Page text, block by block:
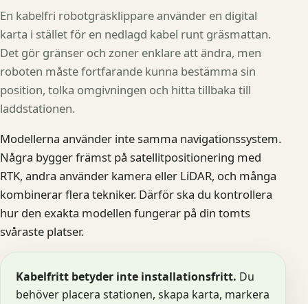
En kabelfri robotgräsklippare använder en digital
karta i stället för en nedlagd kabel runt gräsmattan.
Det gör gränser och zoner enklare att ändra, men
roboten måste fortfarande kunna bestämma sin
position, tolka omgivningen och hitta tillbaka till
laddstationen.
Modellerna använder inte samma navigationssystem.
Några bygger främst på satellitpositionering med
RTK, andra använder kamera eller LiDAR, och många
kombinerar flera tekniker. Därför ska du kontrollera
hur den exakta modellen fungerar på din tomts
svåraste platser.
Kabelfritt betyder inte installationsfritt. Du
behöver placera stationen, skapa karta, markera